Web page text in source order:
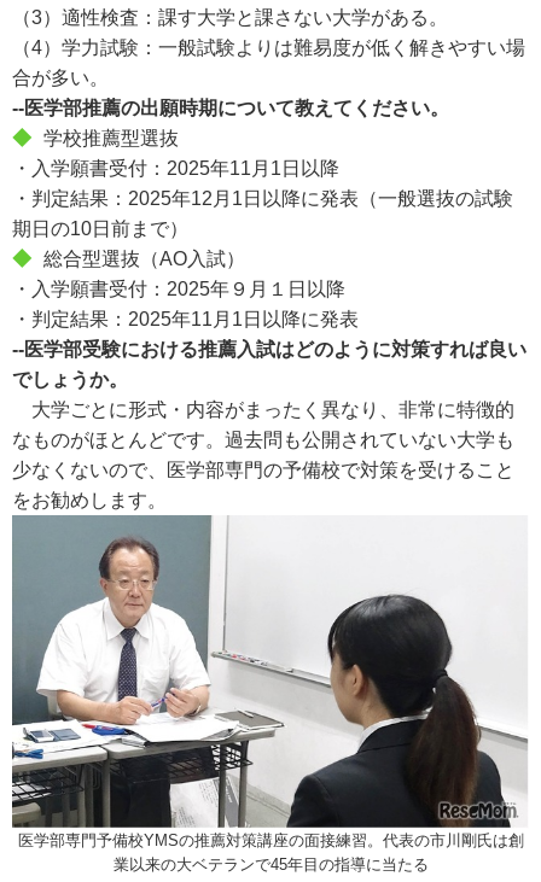
（3）適性検査：課す大学と課さない大学がある。
（4）学力試験：一般試験よりは難易度が低く解きやすい場
合が多い。
--医学部推薦の出願時期について教えてください。
◆ 学校推薦型選抜
・入学願書受付：2025年11月1日以降
・判定結果：2025年12月1日以降に発表（一般選抜の試験
期日の10日前まで）
◆ 総合型選抜（AO入試）
・入学願書受付：2025年９月１日以降
・判定結果：2025年11月1日以降に発表
--医学部受験における推薦入試はどのように対策すれば良い
でしょうか。
大学ごとに形式・内容がまったく異なり、非常に特徴的
なものがほとんどです。過去問も公開されていない大学も
少なくないので、医学部専門の予備校で対策を受けること
をお勧めします。
医学部専門予備校YMSの推薦対策講座の面接練習。代表の市川剛氏は創
業以来の大ベテランで45年目の指導に当たる